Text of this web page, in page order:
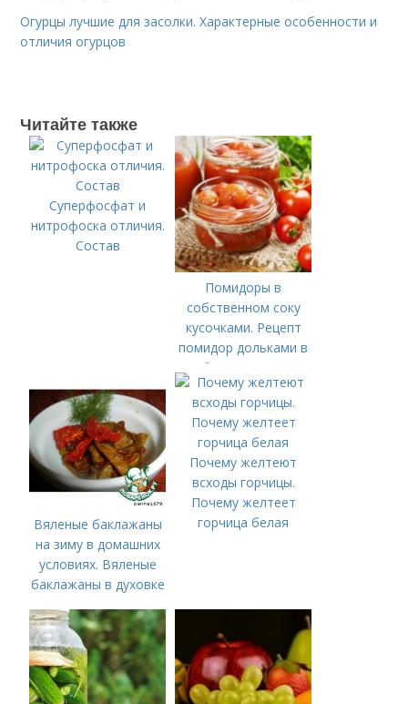
Огурцы лучшие для засолки. Характерные особенности и
отличия огурцов
Читайте также
Суперфосфат и
нитрофоска отличия.
Состав
Помидоры в
собственном соку
кусочками. Рецепт
помидор дольками в
собственном соку
Вяленые баклажаны
на зиму в домашних
условиях. Вяленые
баклажаны в духовке
приготовления на
зиму с фото в
домашних условиях
Почему желтеют
всходы горчицы.
Почему желтеет
горчица белая